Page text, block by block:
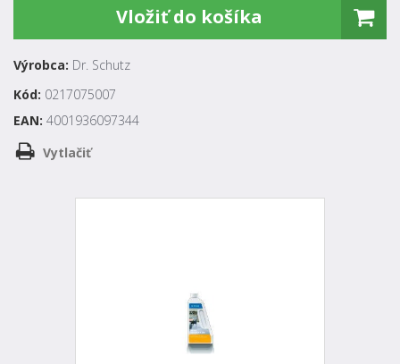
Vložiť do košíka
Výrobca: Dr. Schutz
Kód: 0217075007
EAN: 4001936097344
Vytlačiť